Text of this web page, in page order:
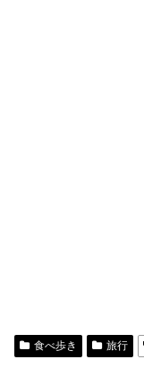
食べ歩き 旅行